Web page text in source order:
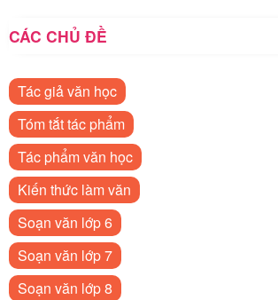
CÁC CHỦ ĐỀ
Tác giả văn học
Tóm tắt tác phẩm
Tác phẩm văn học
Kiến thức làm văn
Soạn văn lớp 6
Soạn văn lớp 7
Soạn văn lớp 8